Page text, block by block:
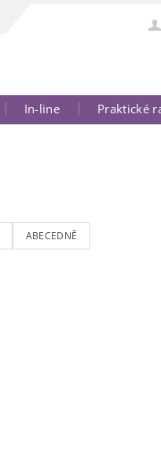
In-line Praktické
ABECEDNĚ